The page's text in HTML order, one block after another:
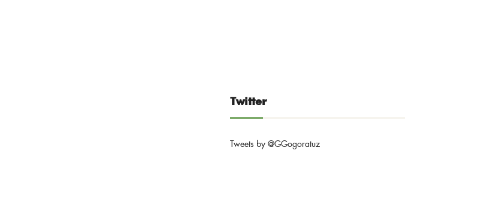
Twitter
Tweets by @GGogoratuz